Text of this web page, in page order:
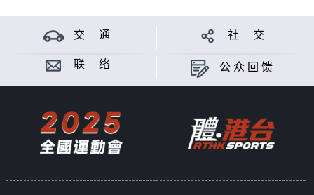
交 通 社 交
联 络 公众回馈